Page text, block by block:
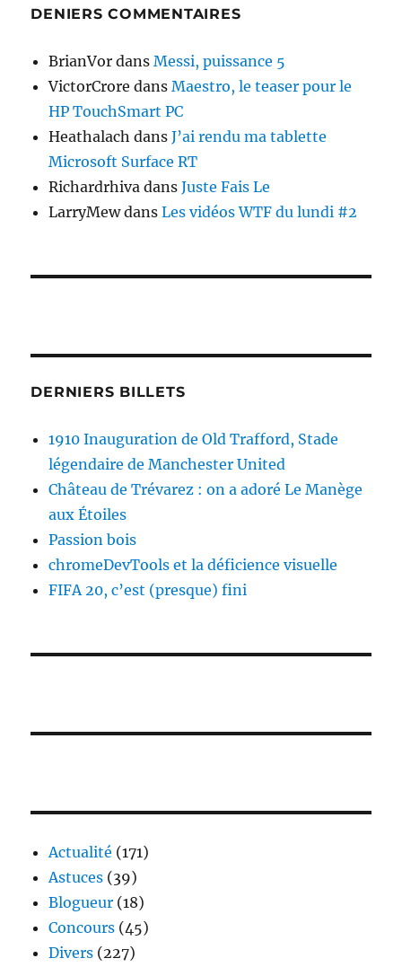
DENIERS COMMENTAIRES
BrianVor dansMessi, puissance 5
VictorCrore dansMaestro, le teaser pour le
HP TouchSmart PC
Heathalach dansJ’ai rendu ma tablette
Microsoft Surface RT
Richardrhiva dansJuste Fais Le
LarryMewdansLes vidéos WTF du lundi #2
DERNIERS BILLETS
1910 Inauguration de Old Trafford, Stade
légendaire de Manchester United
Château de Trévarez : on a adoré Le Manège
aux Étoiles
Passion bois
chromeDevTools et la déficience visuelle
FIFA 20, c’est (presque) fini
Actualité (171)
Astuces (39)
Blogueur (18)
Concours (45)
Divers (227)